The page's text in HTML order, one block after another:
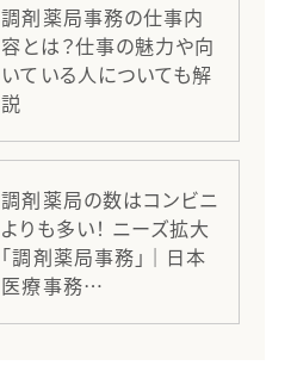
調剤薬局事務の仕事内
容とは？仕事の魅力や向
いている人についても解
説
調剤薬局の数はコンビニ
よりも多い！ ニーズ拡大
「調剤薬局事務」｜日本
医療事務…